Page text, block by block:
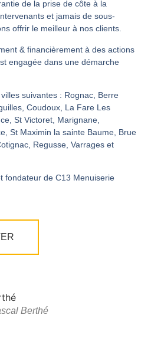
Berthé
de la prise de côte à la
et jamais de sous-
offrir le meilleur à nos clients.
& financièrement à des actions
engagée dans une démarche
suivantes : Rognac, Berre
Coudoux, La Fare Les
St Victoret, Marignane,
St Maximin la sainte Baume, Brue
Regusse, Varrages et
fondateur de C13 Menuiserie